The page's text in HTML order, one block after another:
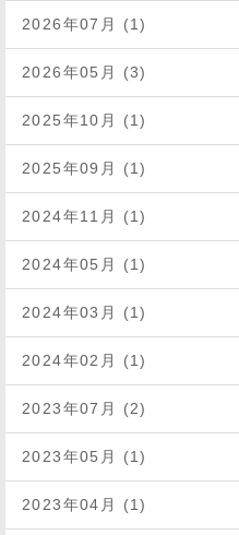
2026年07月 (1)
2026年05月 (3)
2025年10月 (1)
2025年09月 (1)
2024年11月 (1)
2024年05月 (1)
2024年03月 (1)
2024年02月 (1)
2023年07月 (2)
2023年05月 (1)
2023年04月 (1)